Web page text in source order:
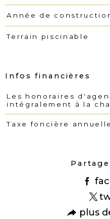
Année de
Terrain piscinable
Infos financières
Caractéristiques Valeurs
Les honoraires
intégralement à la
Taxe foncière annuelle
plus